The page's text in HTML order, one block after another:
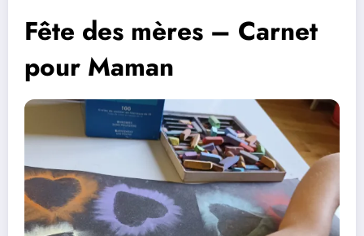
Fête des mères – Carnet
pour Maman